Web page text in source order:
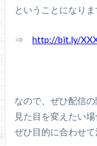
ということになりま
⇒ http://bit.ly/
なので、ぜひ配信
見た目を変えたい
ぜひ目的に合わせ